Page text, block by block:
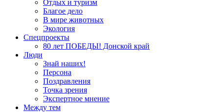
Отдых и туризм
Благое дело
В мире животных
Экология
Спецпроекты
80 лет ПОБЕДЫ! Донской край
Люди
Знай наших!
Персона
Поздравления
Точка зрения
Экспертное мнение
Между тем